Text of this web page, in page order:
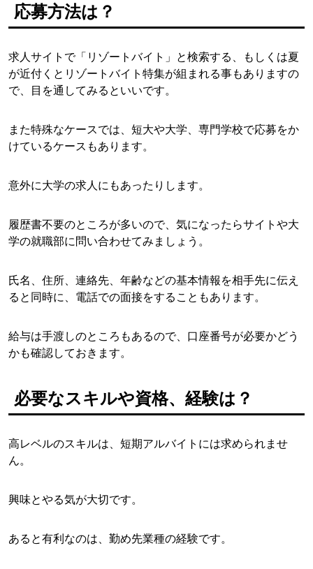
応募方法は？
求人サイトで「リゾートバイト」と検索する、もしくは夏
が近付くとリゾートバイト特集が組まれる事もありますの
で、目を通してみるといいです。
また特殊なケースでは、短大や大学、専門学校で応募をか
けているケースもあります。
意外に大学の求人にもあったりします。
履歴書不要のところが多いので、気になったらサイトや大
学の就職部に問い合わせてみましょう。
氏名、住所、連絡先、年齢などの基本情報を相手先に伝え
ると同時に、電話での面接をすることもあります。
給与は手渡しのところもあるので、口座番号が必要かどう
かも確認しておきます。
必要なスキルや資格、経験は？
高レベルのスキルは、短期アルバイトには求められませ
ん。
興味とやる気が大切です。
あると有利なのは、勤め先業種の経験です。